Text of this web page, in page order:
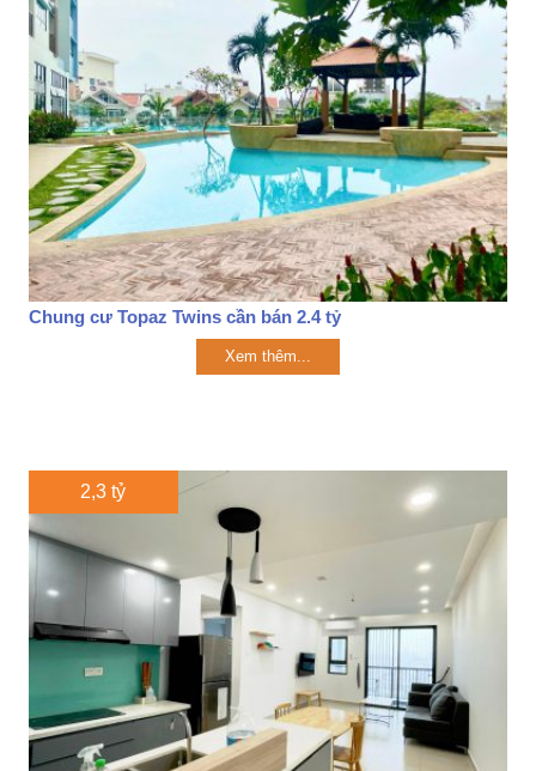
Chung cư Topaz Twins cần bán 2.4 tỷ
Xem thêm...
2,3 tỷ